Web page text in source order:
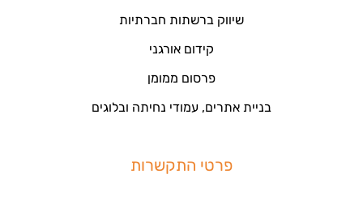
שיווק ברשתות חברתיות
קידום אורגני
פרסום ממומן
בניית אתרים, עמודי נחיתה ובלוגים
פרטי התקשרות